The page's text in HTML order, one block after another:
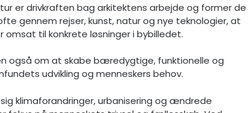
er drivkraften bag arkitektens arbejde og former de
gennem rejser, kunst, natur og nye teknologier, at
til konkrete løsninger i bybilledet.
også om at skabe bæredygtige, funktionelle og
udvikling og menneskers behov.
klimaforandringer, urbanisering og ændrede